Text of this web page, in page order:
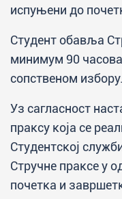
испуњени до
Студент обавља
минимум 90
сопственом избору.
Уз сагласност
праксу која се
Студентској
Стручне праксе у
почетка и